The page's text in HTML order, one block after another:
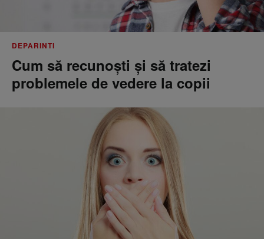
DEPARINTI
Cum să recunoști și să tratezi
problemele de vedere la copii